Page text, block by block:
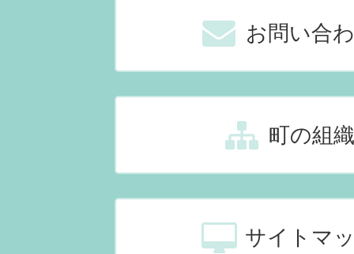
お問い合
町の組織
サイトマ